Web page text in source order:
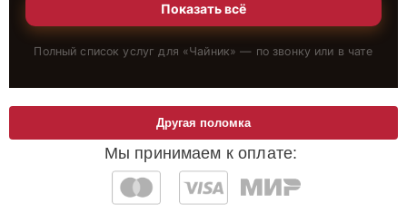
Показать всё
Полный список услуг для «Чайник» — по звонку или в чате
Мы принимаем к оплате:
Другая поломка